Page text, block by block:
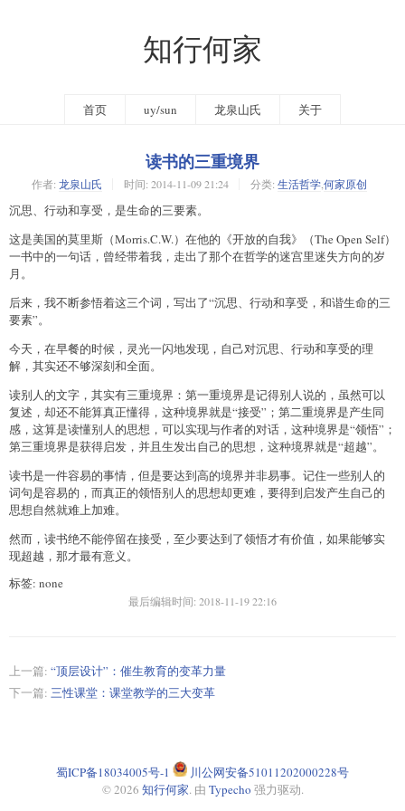
知行何家
首页 uy/sun 龙泉山氏 关于
读书的三重境界
作者: 龙泉山氏 时间: 2014-11-09 21:24 分类: 生活哲学,何家原创
沉思、行动和享受，是生命的三要素。
这是美国的莫里斯（Morris.C.W.）在他的《开放的自我》（The Open Self）
一书中的一句话，曾经带着我，走出了那个在哲学的迷宫里迷失方向的岁
月。
后来，我不断参悟着这三个词，写出了“沉思、行动和享受，和谐生命的三
要素”。
今天，在早餐的时候，灵光一闪地发现，自己对沉思、行动和享受的理
解，其实还不够深刻和全面。
读别人的文字，其实有三重境界：第一重境界是记得别人说的，虽然可以
复述，却还不能算真正懂得，这种境界就是“接受”；第二重境界是产生同
感，这算是读懂别人的思想，可以实现与作者的对话，这种境界是“领悟”；
第三重境界是获得启发，并且生发出自己的思想，这种境界就是“超越”。
读书是一件容易的事情，但是要达到高的境界并非易事。记住一些别人的
词句是容易的，而真正的领悟别人的思想却更难，要得到启发产生自己的
思想自然就难上加难。
然而，读书绝不能停留在接受，至少要达到了领悟才有价值，如果能够实
现超越，那才最有意义。
标签: none
最后编辑时间: 2018-11-19 22:16
上一篇: “顶层设计”：催生教育的变革力量
下一篇: 三性课堂：课堂教学的三大变革
蜀ICP备18034005号-1
川公网安备51011202000228号
© 2026 知行何家. 由 Typecho 强力驱动.